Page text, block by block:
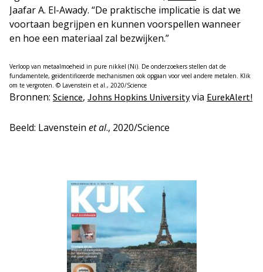
Jaafar A. El-Awady. “De praktische implicatie is dat we
voortaan begrijpen en kunnen voorspellen wanneer
en hoe een materiaal zal bezwijken.”
Verloop van metaalmoeheid in pure nikkel (Ni). De onderzoekers stellen dat de
fundamentele, geïdentificeerde mechanismen ook opgaan voor veel andere metalen. Klik
om te vergroten. © Lavenstein et al., 2020/Science
Bronnen: Science, Johns Hopkins Universityvia EurekAlert!
Beeld: Lavenstein et al., 2020/Science